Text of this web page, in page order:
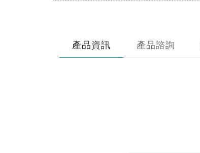
產品資訊 產品諮詢